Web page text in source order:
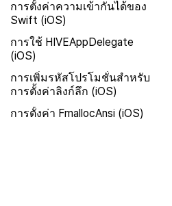
การตั้งค่าความเข้ากันได้ของ
Swift (iOS)
การใช้ HIVEAppDelegate
(iOS)
การเพิ่มรหัสโปรโมชั่นสำหรับ
การตั้งค่าลิงก์ลึก (iOS)
การตั้งค่า FmallocAnsi (iOS)